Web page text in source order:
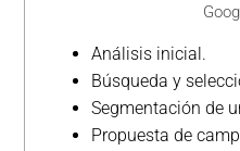
Análisis inicial.
Búsqueda y
Segmentación de
Propuesta de